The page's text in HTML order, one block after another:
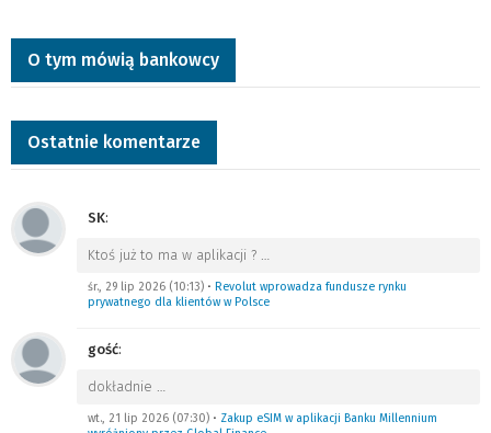
O tym mówią bankowcy
Ostatnie komentarze
SK:
Ktoś już to ma w aplikacji ? …
śr., 29 lip 2026 (10:13) • Revolut wprowadza fundusze rynku
prywatnego dla klientów w Polsce
gość:
dokładnie …
wt., 21 lip 2026 (07:30) • Zakup eSIM w aplikacji Banku Millennium